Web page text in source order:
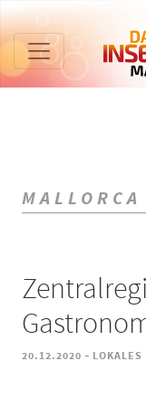
MALLORCA
20.12.2020 - LOKALES